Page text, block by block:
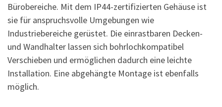
Bürobereiche. Mit dem IP44-zertifizierten Gehäuse ist
sie für anspruchsvolle Umgebungen wie
Industriebereiche gerüstet. Die einrastbaren Decken-
und Wandhalter lassen sich bohrlochkompatibel
Verschieben und ermöglichen dadurch eine leichte
Installation. Eine abgehängte Montage ist ebenfalls
möglich.